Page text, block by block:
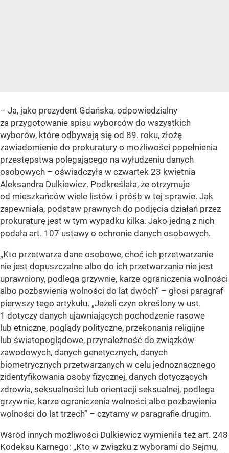
– Ja, jako prezydent Gdańska, odpowiedzialny
za przygotowanie spisu wyborców do wszystkich
wyborów, które odbywają się od 89. roku, złożę
zawiadomienie do prokuratury o możliwości popełnienia
przestępstwa polegającego na wyłudzeniu danych
osobowych – oświadczyła w czwartek 23 kwietnia
Aleksandra Dulkiewicz. Podkreślała, że otrzymuje
od mieszkańców wiele listów i próśb w tej sprawie. Jak
zapewniała, podstaw prawnych do podjęcia działań przez
prokuraturę jest w tym wypadku kilka. Jako jedną z nich
podała art. 107 ustawy o ochronie danych osobowych.
„Kto przetwarza dane osobowe, choć ich przetwarzanie
nie jest dopuszczalne albo do ich przetwarzania nie jest
uprawniony, podlega grzywnie, karze ograniczenia wolności
albo pozbawienia wolności do lat dwóch” – głosi paragraf
pierwszy tego artykułu. „Jeżeli czyn określony w ust.
1 dotyczy danych ujawniających pochodzenie rasowe
lub etniczne, poglądy polityczne, przekonania religijne
lub światopoglądowe, przynależność do związków
zawodowych, danych genetycznych, danych
biometrycznych przetwarzanych w celu jednoznacznego
zidentyfikowania osoby fizycznej, danych dotyczących
zdrowia, seksualności lub orientacji seksualnej, podlega
grzywnie, karze ograniczenia wolności albo pozbawienia
wolności do lat trzech” – czytamy w paragrafie drugim.
Wśród innych możliwości Dulkiewicz wymieniła też art. 248
Kodeksu Karnego: „Kto w związku z wyborami do Sejmu,